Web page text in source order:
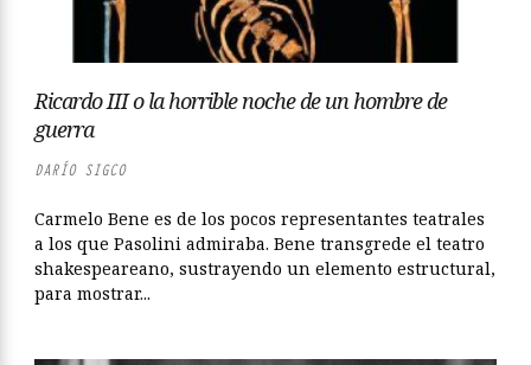
Ricardo III o la horrible noche de un hombre de
guerra
DARÍO SIGCO
Carmelo Bene es de los pocos representantes teatrales
a los que Pasolini admiraba. Bene transgrede el teatro
shakespeareano, sustrayendo un elemento estructural,
para mostrar...